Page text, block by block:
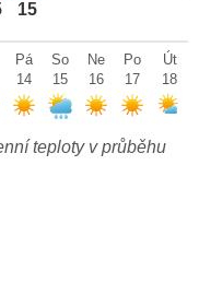
15
Pá
14
So
15
Ne
16
Po
17
Út
18
teploty v průběhu